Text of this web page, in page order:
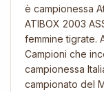
è campionessa
ATIBOX 2003
femmine tigrate.
Campioni che
campionessa
campionato del